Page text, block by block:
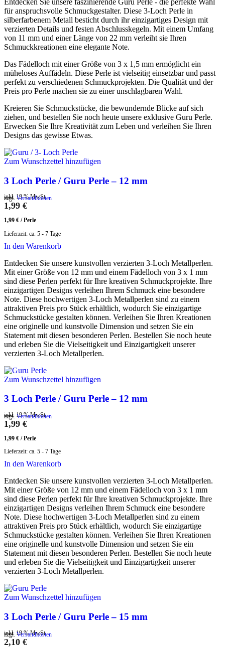
für anspruchsvolle Schmuckgestalter. Diese 3-Loch Perle in
silberfarbenem Metall besticht durch ihr einzigartiges Design mit
verzierten Details und festen Abschlusskegeln. Mit einem Umfang
von 11 mm und einer Länge von 22 mm verleiht sie Ihren
Schmuckkreationen eine elegante Note.
Das Fädelloch mit einer Größe von 3 x 1,5 mm ermöglicht ein
müheloses Auffädeln. Diese Perle ist vielseitig einsetzbar und passt
perfekt zu verschiedenen Schmuckprojekten. Die Qualität und der
Preis pro Perle machen sie zu einer unschlagbaren Wahl.
Kreieren Sie Schmuckstücke, die bewundernde Blicke auf sich
ziehen, und bestellen Sie noch heute unsere exklusive Guru Perle.
Erwecken Sie Ihre Kreativität zum Leben und verleihen Sie Ihren
Designs das gewisse Etwas.
Zum Wunschzettel hinzufügen
3 Loch Perle / Guru Perle – 12 mm
inkl. 19 % MwSt.
zzgl. Versandkosten
1,99 €
1,99 € /Perle
Lieferzeit: ca. 5 - 7 Tage
In den Warenkorb
Entdecken Sie unsere kunstvollen verzierten 3-Loch Metallperlen.
Mit einer Größe von 12 mm und einem Fädelloch von 3 x 1 mm
sind diese Perlen perfekt für Ihre kreativen Schmuckprojekte. Ihre
einzigartigen Designs verleihen Ihrem Schmuck eine besondere
Note. Diese hochwertigen 3-Loch Metallperlen sind zu einem
attraktiven Preis pro Stück erhältlich, wodurch Sie einzigartige
Schmuckstücke gestalten können. Verleihen Sie Ihren Kreationen
eine originelle und kunstvolle Dimension und setzen Sie ein
Statement mit diesen besonderen Perlen. Bestellen Sie noch heute
und erleben Sie die Vielseitigkeit und Einzigartigkeit unserer
verzierten 3-Loch Metallperlen.
Zum Wunschzettel hinzufügen
3 Loch Perle / Guru Perle – 12 mm
inkl. 19 % MwSt.
zzgl. Versandkosten
1,99 €
1,99 € /Perle
Lieferzeit: ca. 5 - 7 Tage
In den Warenkorb
Entdecken Sie unsere kunstvollen verzierten 3-Loch Metallperlen.
Mit einer Größe von 12 mm und einem Fädelloch von 3 x 1 mm
sind diese Perlen perfekt für Ihre kreativen Schmuckprojekte. Ihre
einzigartigen Designs verleihen Ihrem Schmuck eine besondere
Note. Diese hochwertigen 3-Loch Metallperlen sind zu einem
attraktiven Preis pro Stück erhältlich, wodurch Sie einzigartige
Schmuckstücke gestalten können. Verleihen Sie Ihren Kreationen
eine originelle und kunstvolle Dimension und setzen Sie ein
Statement mit diesen besonderen Perlen. Bestellen Sie noch heute
und erleben Sie die Vielseitigkeit und Einzigartigkeit unserer
verzierten 3-Loch Metallperlen.
Zum Wunschzettel hinzufügen
3 Loch Perle / Guru Perle – 15 mm
inkl. 19 % MwSt.
zzgl. Versandkosten
2,10 €